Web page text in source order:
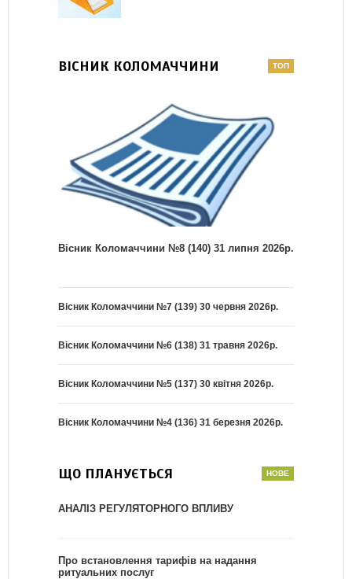
ВІСНИК КОЛОМАЧЧИНИ
Вісник Коломаччини №8 (140) 31 липня 2026р.
Вісник Коломаччини №7 (139) 30 червня 2026р.
Вісник Коломаччини №6 (138) 31 травня 2026р.
Вісник Коломаччини №5 (137) 30 квітня 2026р.
Вісник Коломаччини №4 (136) 31 березня 2026р.
ЩО ПЛАНУЄТЬСЯ
АНАЛІЗ РЕГУЛЯТОРНОГО ВПЛИВУ
Про встановлення тарифів на надання
ритуальних послуг